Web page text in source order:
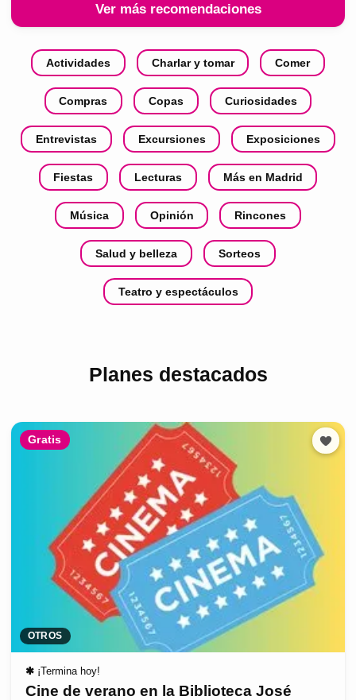
Ver más recomendaciones
Actividades Charlar y tomar Comer
Compras Copas Curiosidades
Entrevistas Excursiones Exposiciones
Fiestas Lecturas Más en Madrid
Música Opinión Rincones
Salud y belleza Sorteos
Teatro y espectáculos
Planes destacados
Gratis
OTROS
✱ ¡Termina hoy!
Cine de verano en la Biblioteca José